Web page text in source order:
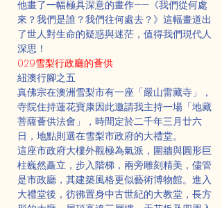
他畫了一幅極具深意的畫作——《我們從何處
來？我們是誰？我們往何處去？》這幅畫道出
了世人對生命的疑惑與迷茫，值得我們現代人
深思！
029雪梨行政廳的薈供
紐澳行腳之五
真佛宗在澳洲雪梨市有一座「嚴山雷藏寺」，
寺院住持蓮花寶康因此邀請我主持一場「地藏
菩薩薈供法會」，時間定於二千年三月廿六
日，地點則選在雪梨市政府的大禮堂。
這座市政府大樓外觀極為氣派，圍牆與圓形巨
柱巍然矗立，步入階梯，兩旁雕刻精美，儘管
是市政廳，其建築風格更似藝術博物館。進入
大禮堂後，彷彿置身中古世紀的大教堂，長方